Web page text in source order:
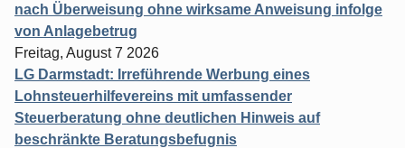
nach Überweisung ohne wirksame Anweisung infolge
von Anlagebetrug
Freitag, August 7 2026
LG Darmstadt: Irreführende Werbung eines
Lohnsteuerhilfevereins mit umfassender
Steuerberatung ohne deutlichen Hinweis auf
beschränkte Beratungsbefugnis